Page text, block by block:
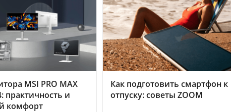
MSI PRO MAX
практичность и
комфорт
Как подготовить смартфон к
отпуску: советы ZOOM